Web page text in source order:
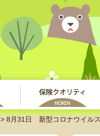
> 8月31日 新型コロナウイル